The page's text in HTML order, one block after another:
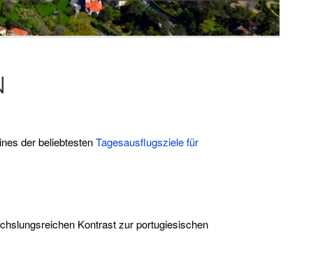
der beliebtestenTagesausflugsziele für
Kontrast zur portugiesischen